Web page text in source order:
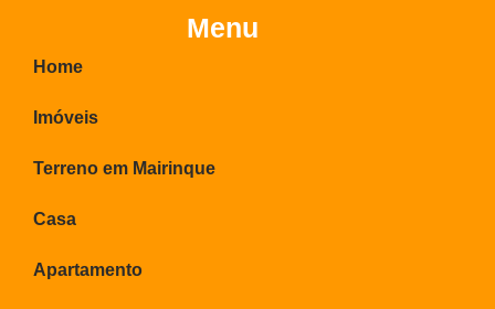
Menu
Home
Imóveis
Terreno em Mairinque
Casa
Apartamento